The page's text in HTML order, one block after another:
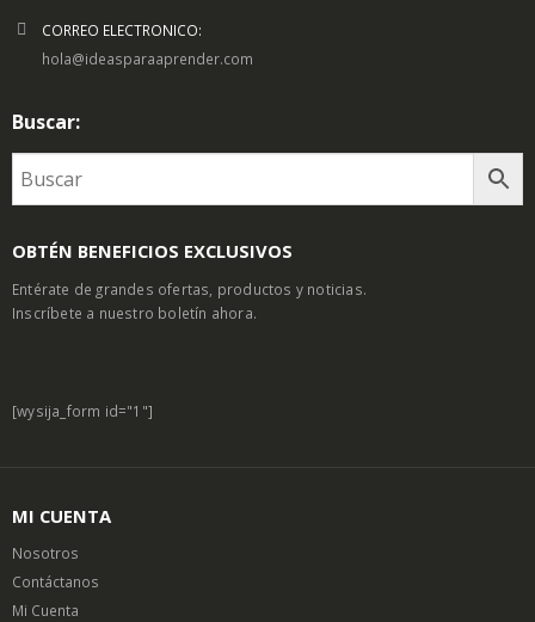
CORREO ELECTRONICO:
hola@ideasparaaprender.com
Buscar:
OBTÉN BENEFICIOS EXCLUSIVOS
Entérate de grandes ofertas, productos y noticias.
Inscríbete a nuestro boletín ahora.
[wysija_form id="1"]
MI CUENTA
Nosotros
Contáctanos
Mi Cuenta